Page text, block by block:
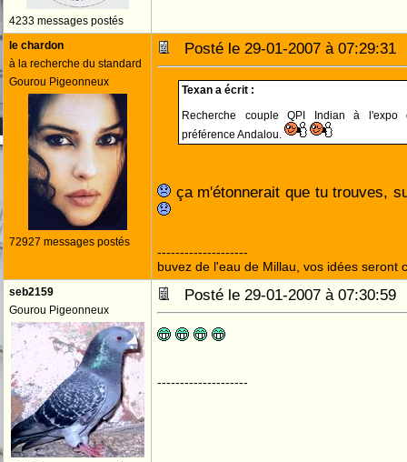
4233 messages postés
le chardon
à la recherche du standard
Gourou Pigeonneux
72927 messages postés
Posté le 29-01-2007 à
Texan a écrit :
Recherche couple QPI Indian à l'expo
préférence Andalou.
ça m'étonnerait que tu trouves,
--------------------
buvez de l'eau de Millau, vos idées seront
seb2159
Gourou Pigeonneux
Posté le 29-01-2007 à
--------------------